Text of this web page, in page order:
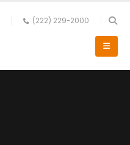
(222) 229-2000